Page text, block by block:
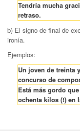
Tendría mucha
retraso.
b) El signo de final de
ironía.
Ejemplos:
Un joven de treinta
concurso de
Está más gordo
ochenta kilos (!) en